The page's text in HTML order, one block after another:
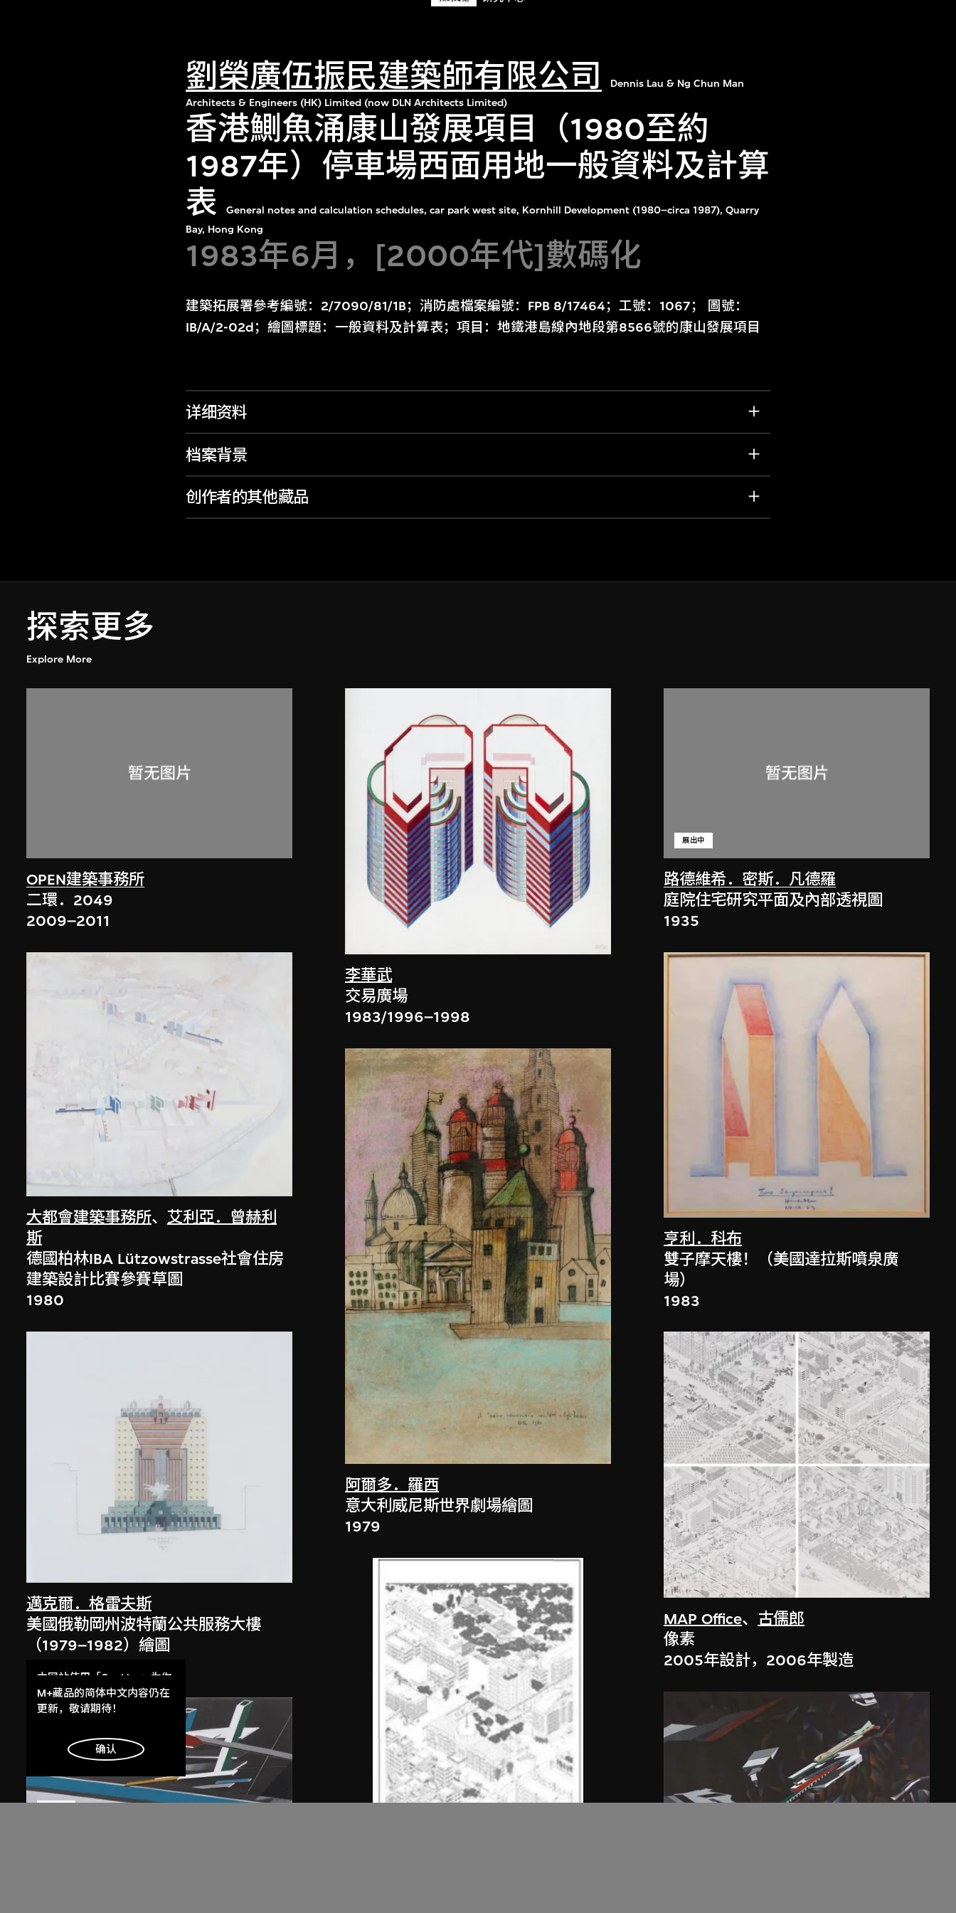
劉榮廣伍振民建築師有限公司
Dennis Lau & Ng Chun Man
Architects & Engineers (HK) Limited (now DLN Architects Limited)
香港鰂魚涌康山發展項目（1980至約
1987年）停車場西面用地一般資料及計算
表
General notes and calculation schedules, car park west site, Kornhill Development (1980–circa 1987), Quarry
Bay, Hong Kong
1983年6月，[2000年代]數碼化
建築拓展署參考編號：2/7090/81/1B；消防處檔案編號：FPB 8/17464；工號：1067； 圖號：
IB/A/2-02d；繪圖標題：一般資料及計算表；項目：地鐵港島線內地段第8566號的康山發展項目
详细资料
档案背景
创作者的其他藏品
探索更多
Explore More
OPEN建築事務所
二環．2049
2009–2011
大都會建築事務所、艾利亞．曾赫利
斯
德國柏林IBA Lützowstrasse社會住房
建築設計比賽參賽草圖
1980
邁克爾．格雷夫斯
美國俄勒岡州波特蘭公共服務大樓
（1979–1982）繪圖
李華武
交易廣場
1983/1996–1998
阿爾多．羅西
意大利威尼斯世界劇場繪圖
1979
路德維希．密斯．凡德羅
展出中
庭院住宅研究平面及內部透視圖
1935
亨利．科布
雙子摩天樓！（美國達拉斯噴泉廣
場）
1983
MAP Office、 古儒郎
像素
2005年設計，2006年製造
本网站使用「Cookies」为你
提供最好的网站体验。
了解更多
明白
M+藏品的简体中文内容仍在
更新，敬请期待！
确认